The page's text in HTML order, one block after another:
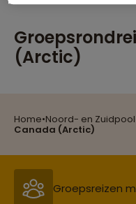
Home•Noord- en Zuidpool
Canada (Arctic)
(Arctic)
Reizen met
Groepsreizen